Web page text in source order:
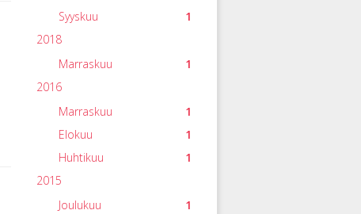
1
Syyskuu
2018
1
Marraskuu
2016
1
Marraskuu
1
Elokuu
1
Huhtikuu
2015
1
Joulukuu